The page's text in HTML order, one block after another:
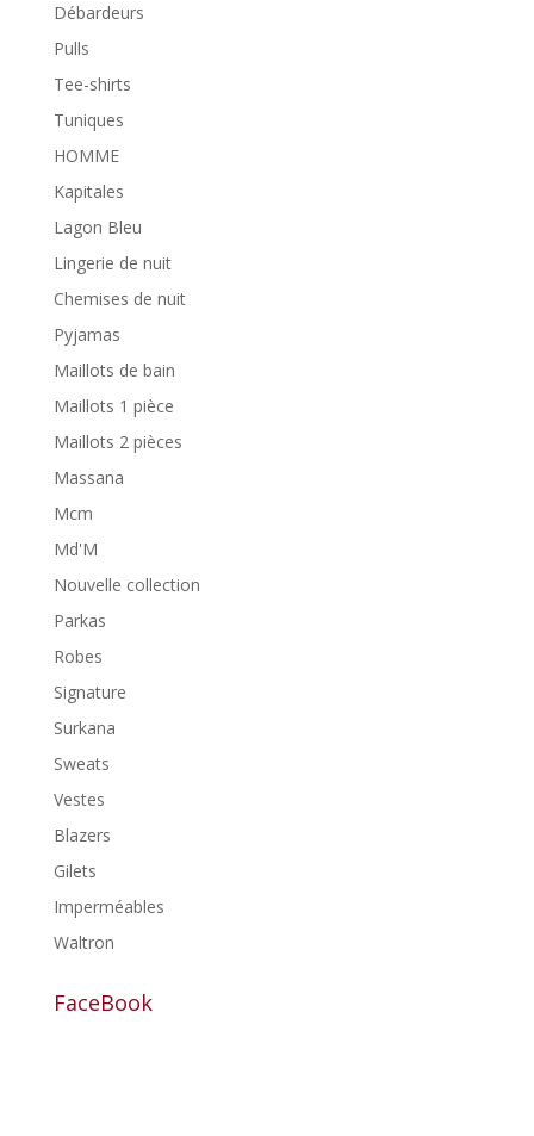
Débardeurs
Pulls
Tee-shirts
Tuniques
HOMME
Kapitales
Lagon Bleu
Lingerie de nuit
Chemises de nuit
Pyjamas
Maillots de bain
Maillots 1 pièce
Maillots 2 pièces
Massana
Mcm
Md'M
Nouvelle collection
Parkas
Robes
Signature
Surkana
Sweats
Vestes
Blazers
Gilets
Imperméables
Waltron
FaceBook